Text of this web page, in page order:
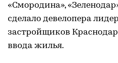
«Смородина»,
сделало девелопера
застройщиков
ввода жилья.